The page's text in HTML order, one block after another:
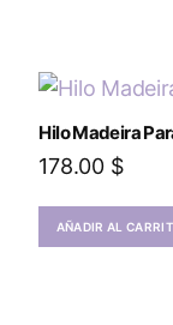
Hilo Madeira
178.00 $
AÑADIR AL